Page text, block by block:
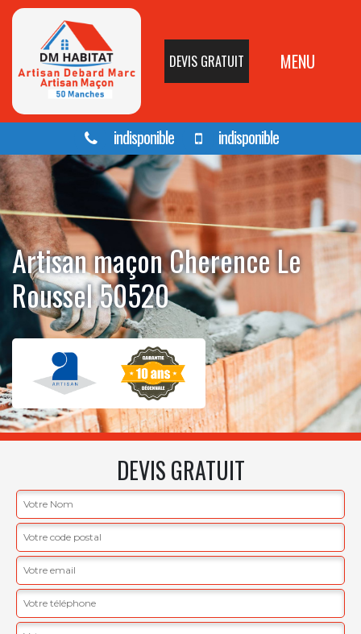
DEVIS GRATUIT MENU
indisponible indisponible
Artisan maçon Cherence Le
Roussel 50520
DEVIS GRATUIT